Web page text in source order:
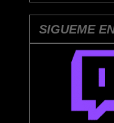
SIGUEME